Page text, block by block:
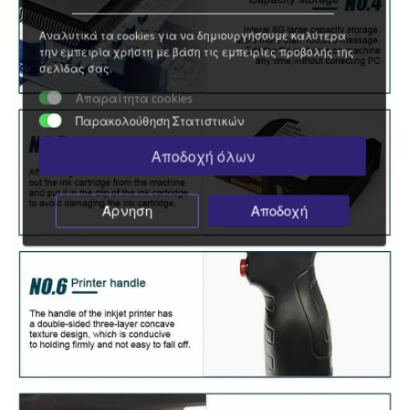
Αναλυτικά τα cookies για να δημιουργήσουμε καλύτερα
την εμπειρία χρήστη με βάση τις εμπειρίες προβολής της
σελίδας σας.
Απαραίτητα cookies
Παρακολούθηση Στατιστικών
Αποδοχή όλων
Άρνηση Αποδοχή